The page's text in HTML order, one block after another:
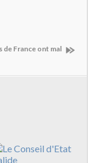
de France ont mal